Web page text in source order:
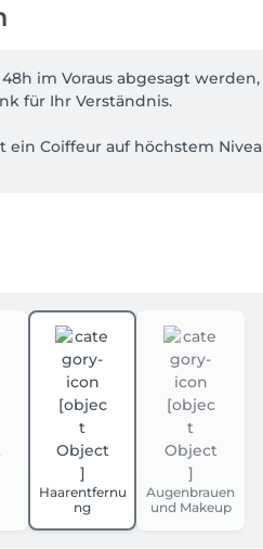
im Voraus abgesagt
für Ihr Verständnis.
ein Coiffeur auf höchstem
Haarentfernu
ng
Augenbrauen
und Makeup